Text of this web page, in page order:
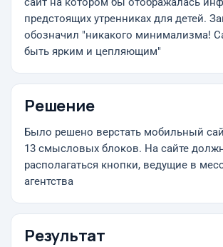
предстоящих утренниках для детей.
обозначил "никакого минимализма!
быть ярким и цепляющим"
Решение
Было решено верстать мобильный
13 смысловых блоков. На сайте
располагаться кнопки, ведущие в
агентства
Результат